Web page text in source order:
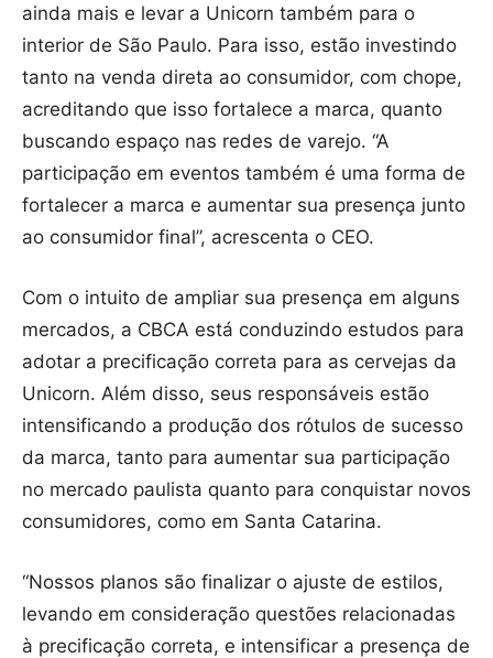
ainda mais e levar a Unicorn também para o
interior de São Paulo. Para isso, estão investindo
tanto na venda direta ao consumidor, com chope,
acreditando que isso fortalece a marca, quanto
buscando espaço nas redes de varejo. “A
participação em eventos também é uma forma de
fortalecer a marca e aumentar sua presença junto
ao consumidor final”, acrescenta o CEO.
Com o intuito de ampliar sua presença em alguns
mercados, a CBCA está conduzindo estudos para
adotar a precificação correta para as cervejas da
Unicorn. Além disso, seus responsáveis estão
intensificando a produção dos rótulos de sucesso
da marca, tanto para aumentar sua participação
no mercado paulista quanto para conquistar novos
consumidores, como em Santa Catarina.
“Nossos planos são finalizar o ajuste de estilos,
levando em consideração questões relacionadas
à precificação correta, e intensificar a presença de